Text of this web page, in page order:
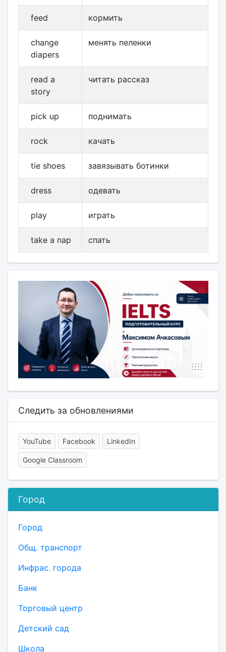
feed кормить
change
diapers
менять пеленки
read a
story
читать рассказ
pick up поднимать
rock качать
tie shoes завязывать ботинки
dress одевать
play играть
take a nap спать
Следить за обновлениями
YouTube Facebook LinkedIn
Google Classroom
Город
Город
Общ. транспорт
Инфрас. города
Банк
Торговый центр
Детский сад
Школа